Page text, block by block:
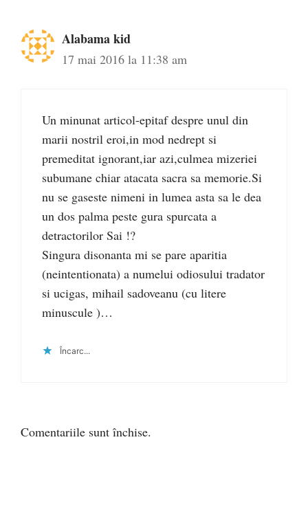
Alabama kid
17 mai 2016 la 11:38 am
Un minunat articol-epitaf despre unul din
marii nostril eroi,in mod nedrept si
premeditat ignorant,iar azi,culmea mizeriei
subumane chiar atacata sacra sa memorie.Si
nu se gaseste nimeni in lumea asta sa le dea
un dos palma peste gura spurcata a
detractorilor Sai !?
Singura disonanta mi se pare aparitia
(neintentionata) a numelui odiosului tradator
si ucigas, mihail sadoveanu (cu litere
minuscule )…
Încarc...
Comentariile sunt închise.